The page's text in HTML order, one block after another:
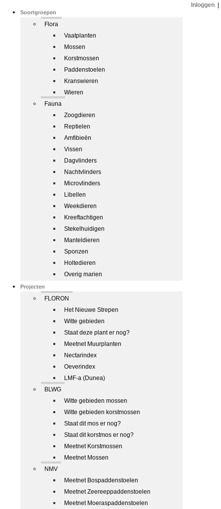
Soortgroepen
Flora
Vaatplanten
Mossen
Korstmossen
Paddenstoelen
Kranswieren
Wieren
Fauna
Zoogdieren
Reptielen
Amfibieën
Vissen
Dagvlinders
Nachtvlinders
Microvlinders
Libellen
Weekdieren
Kreeftachtigen
Stekelhuidigen
Manteldieren
Sponzen
Holtedieren
Overig marien
Projecten
FLORON
Het Nieuwe Strepen
Witte gebieden
Staat deze plant er nog?
Meetnet Muurplanten
Nectarindex
Oeverindex
LMF-a (Dunea)
BLWG
Witte gebieden mossen
Witte gebieden korstmossen
Staat dit mos er nog?
Staat dit korstmos er nog?
Meetnet Korstmossen
Meetnet Mossen
NMV
Meetnet Bospaddenstoelen
Meetnet Zeereeppaddenstoelen
Meetnet Moeraspaddenstoelen
Inloggen